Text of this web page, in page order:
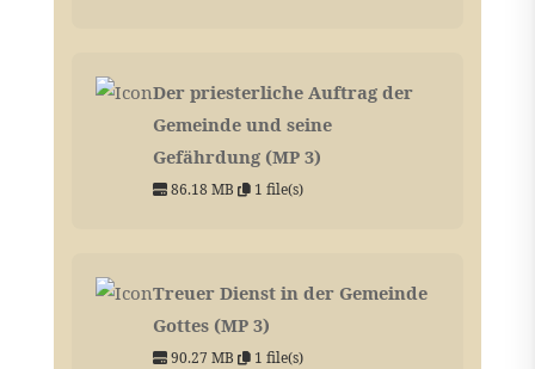
Der priesterliche Auftrag der
Gemeinde und seine
Gefährdung (MP 3)
86.18 MB 1 file(s)
Treuer Dienst in der Gemeinde
Gottes (MP 3)
90.27 MB 1 file(s)